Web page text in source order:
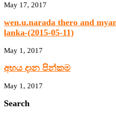
May 17, 2017
wen.u.narada thero and
lanka-(2015-05-11)
May 1, 2017
අභය දාන පින්කම
May 1, 2017
Search